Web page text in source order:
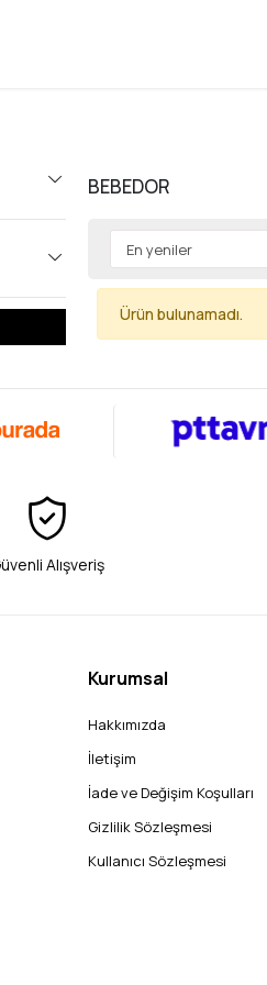
BEBEDOR
Ürün bulunamadı.
Alışveriş
Kurumsal
Hakkımızda
İletişim
İade ve Değişim Koşulları
Gizlilik Sözleşmesi
Kullanıcı Sözleşmesi